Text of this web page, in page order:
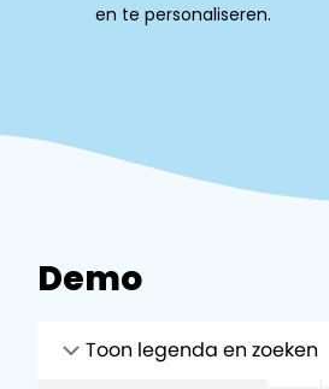
en te personaliseren.
Demo